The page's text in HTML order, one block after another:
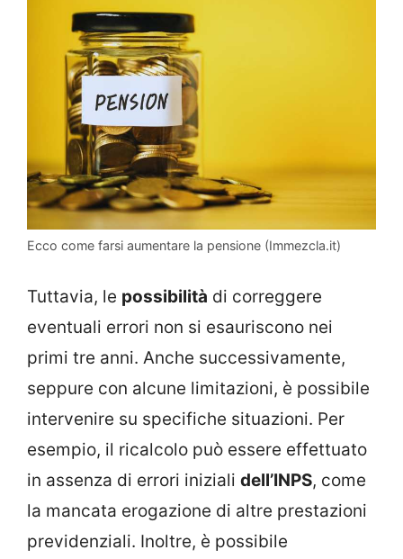
Ecco come farsi aumentare la pensione (Immezcla.it)
Tuttavia, le possibilità di correggere
eventuali errori non si esauriscono nei
primi tre anni. Anche successivamente,
seppure con alcune limitazioni, è possibile
intervenire su specifiche situazioni. Per
esempio, il ricalcolo può essere effettuato
in assenza di errori iniziali dell’INPS, come
la mancata erogazione di altre prestazioni
previdenziali. Inoltre, è possibile